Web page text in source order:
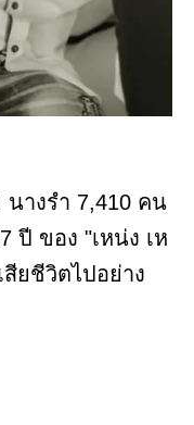
างรำ 7,410 คน
ปี ของ "เหน่ง เห
ยชีวิตไปอย่าง